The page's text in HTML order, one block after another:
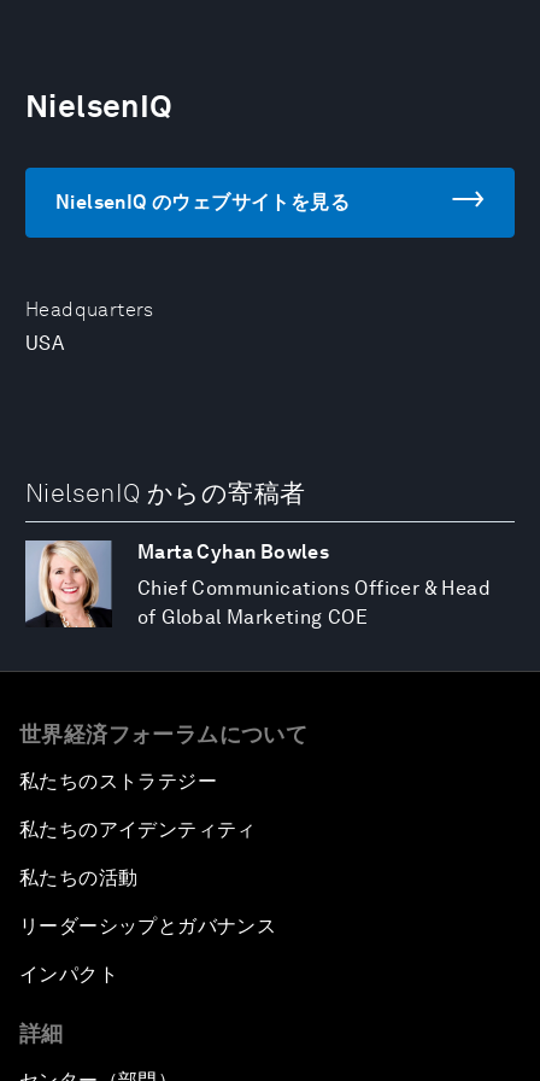
Headquarters
USA
NielsenIQ
NielsenIQ のウェブサイトを見る
NielsenIQ からの寄稿者
Marta Cyhan Bowles
Chief Communications Officer & Head
of Global Marketing COE
世界経済フォーラムについて
私たちのストラテジー
私たちのアイデンティティ
私たちの活動
リーダーシップとガバナンス
インパクト
詳細